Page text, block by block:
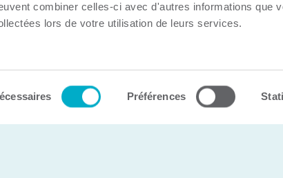
combiner celles-ci avec d'autres informations que
lors de votre utilisation de leurs services.
Préférences
d’industries de Trois-Rivières |Politique de confidentialité